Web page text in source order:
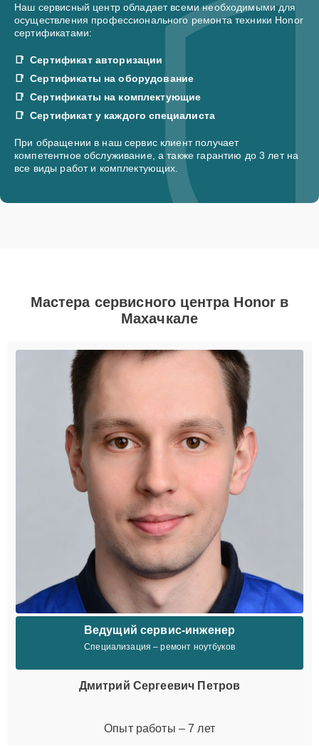
Наш сервисный центр обладает всеми необходимыми для
осуществления профессионального ремонта техники Honor
сертификатами:
Сертификат авторизации
Сертификаты на оборудование
Сертификаты на комплектующие
Сертификат у каждого специалиста
При обращении в наш сервис клиент получает
компетентное обслуживание, а также гарантию до 3 лет на
все виды работ и комплектующих.
Мастера сервисного центра Honor в
Махачкале
Ведущий сервис-инженер
Специализация – ремонт ноутбуков
Дмитрий Сергеевич Петров
Опыт работы – 7 лет